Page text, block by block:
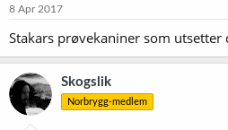
e
:
8 Apr 2017
Stakars prøvekaniner som utsetter
Skogslik
Norbrygg-medlem